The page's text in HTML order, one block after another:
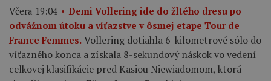
Včera 19:04
Demi Vollering ide do žltého dresu po
odvážnom útoku a víťazstve v ôsmej etape Tour de
France Femmes. Vollering dotiahla 6-kilometrové sólo do
víťazného konca a získala 8-sekundový náskok vo vedení
celkovej klasifikácie pred Kasiou Niewiadomom, ktorá